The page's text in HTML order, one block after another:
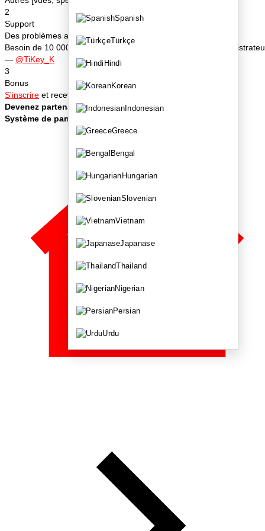
Spanish
Türkçe
Hindi
Korean
Indonesian
Greece
Bengal
Hungarian
Slovenian
Vietnam
Japanase
Thailand
Nigerian
Persian
Urdu
2
Support
Des problèmes avec la commande ? Écrivez au chat
Besoin de 10 000–100 000 spectateurs ? Telegram de
— @TiKey_K
3
Bonus
S'inscrire et recevoir des bonus
Devenez partenaire du service—lien
Système de parrainage